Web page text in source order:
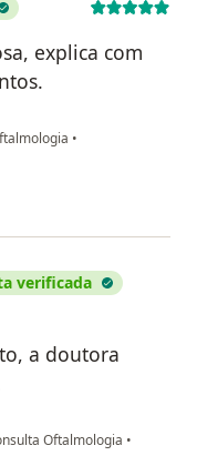
explica com
•
verificada
a doutora
Oftalmologia •